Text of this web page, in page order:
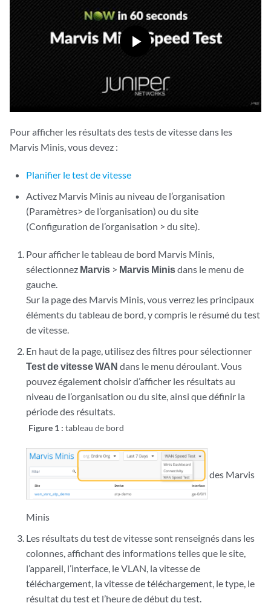
Pour afficher les résultats des tests de vitesse dans les
Marvis Minis, vous devez :
Planifier le test de vitesse
Activez Marvis Minis au niveau de l’organisation
(Paramètres> de l’organisation) ou du site
(Configuration de l’organisation > du site).
Pour afficher le tableau de bord Marvis Minis,
sélectionnez Marvis > Marvis Minisdans le menu de
gauche.
Sur la page des Marvis Minis, vous verrez les principaux
éléments du tableau de bord, y compris le résumé du test
de vitesse.
En haut de la page, utilisez des filtres pour sélectionner
Test de vitesse WAN dans le menu déroulant. Vous
pouvez également choisir d’afficher les résultats au
niveau de l’organisation ou du site, ainsi que définir la
période des résultats.
Figure 1 :tableau de bord
des Marvis
Minis
Les résultats du test de vitesse sont renseignés dans les
colonnes, affichant des informations telles que le site,
l’appareil, l’interface, le VLAN, la vitesse de
téléchargement, la vitesse de téléchargement, le type, le
résultat du test et l’heure de début du test.